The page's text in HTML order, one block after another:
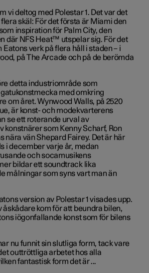
vi deltog med Polestar 1. Det var det
skäl: För det första är Miami den
inspiration för Palm City, den
där NFS Heat™ utspelar sig. För det
Eatons verk på flera håll i staden – i
på The Arcade och på de berömda
detta industriområde som
med omkring
om året. Wynwood Walls, på 2520
är konst- och modekvarterens
se ett roterande urval av
konstnärer som Kenny Scharf, Ron
nära vän Shepard Fairey. Det är här
i december varje år, medan
och socamusikens
bildar ett soundtrack lika
målningar som syns vart man än
version av Polestar 1 visades upp.
åskådare kom för att beundra bilen,
iögonfallande konst som för bilens
nu funnit sin slutliga form, tack vare
outtröttliga arbetet hos alla
fantastisk form det är ...